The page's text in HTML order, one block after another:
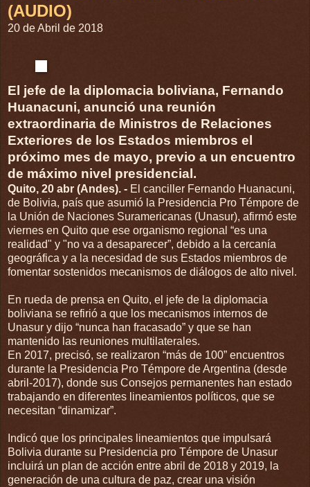
(AUDIO)
20 de Abril de 2018
El jefe de la diplomacia boliviana, Fernando
Huanacuni, anunció una reunión
extraordinaria de Ministros de Relaciones
Exteriores de los Estados miembros el
próximo mes de mayo, previo a un encuentro
de máximo nivel presidencial.
Quito, 20 abr (Andes). - El canciller Fernando Huanacuni,
de Bolivia, país que asumió la Presidencia Pro Témpore de
la Unión de Naciones Suramericanas (Unasur), afirmó este
viernes en Quito que ese organismo regional “es una
realidad" y "no va a desaparecer”, debido a la cercanía
geográfica y a la necesidad de sus Estados miembros de
fomentar sostenidos mecanismos de diálogos de alto nivel.
En rueda de prensa en Quito, el jefe de la diplomacia
boliviana se refirió a que los mecanismos internos de
Unasur y dijo “nunca han fracasado” y que se han
mantenido las reuniones multilaterales.
En 2017, precisó, se realizaron “más de 100” encuentros
durante la Presidencia Pro Témpore de Argentina (desde
abril-2017), donde sus Consejos permanentes han estado
trabajando en diferentes lineamientos políticos, que se
necesitan “dinamizar”.
Indicó que los principales lineamientos que impulsará
Bolivia durante su Presidencia pro Témpore de Unasur
incluirá un plan de acción entre abril de 2018 y 2019, la
generación de una cultura de paz, crear una visión